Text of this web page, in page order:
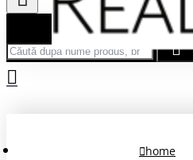
Căută după nume produs,
home